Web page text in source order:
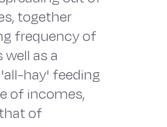
together
frequency of
well as a
hay' feeding
of incomes,
of